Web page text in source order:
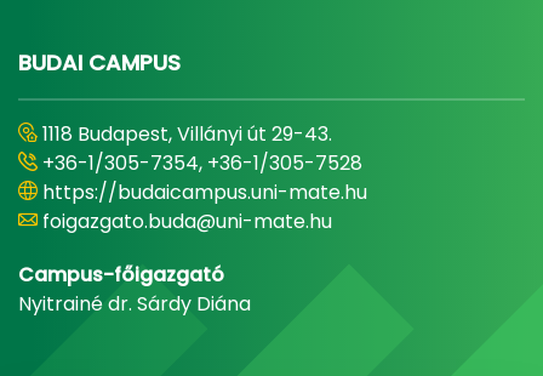
BUDAI CAMPUS
1118 Budapest, Villányi út 29-43.
+36-1/305-7354, +36-1/305-7528
https://budaicampus.uni-mate.hu
foigazgato.buda@uni-mate.hu
Campus-főigazgató
Nyitrainé dr. Sárdy Diána